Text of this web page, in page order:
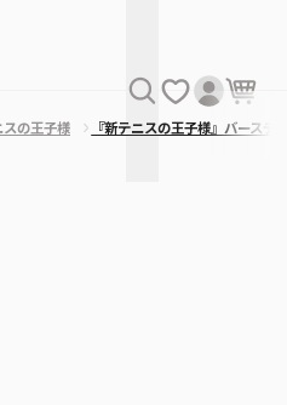
スの王子様 『新テニスの王子様』バース